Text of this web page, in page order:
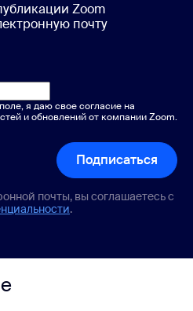
Zoom
почту
*
я даю свое согласие на
и обновлений от компании Zoom.
Подписаться
почты, вы соглашаетесь с
.